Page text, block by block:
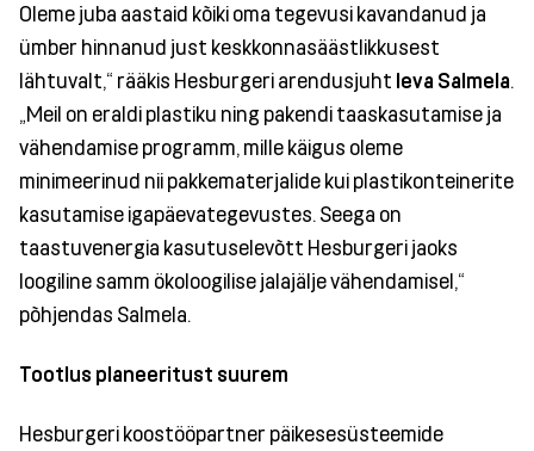
Oleme juba aastaid kõiki oma tegevusi kavandanud ja
ümber hinnanud just keskkonnasäästlikkusest
lähtuvalt,“ rääkis Hesburgeri arendusjuht Ieva Salmela.
„Meil on eraldi plastiku ning pakendi taaskasutamise ja
vähendamise programm, mille käigus oleme
minimeerinud nii pakkematerjalide kui plastikonteinerite
kasutamise igapäevategevustes. Seega on
taastuvenergia kasutuselevõtt Hesburgeri jaoks
loogiline samm ökoloogilise jalajälje vähendamisel,“
põhjendas Salmela.
Tootlus planeeritust suurem
Hesburgeri koostööpartner päikesesüsteemide